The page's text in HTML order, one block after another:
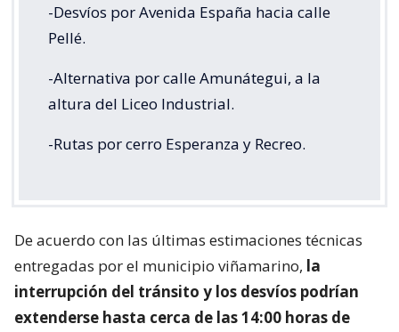
-Desvíos por Avenida España hacia calle
Pellé.
-Alternativa por calle Amunátegui, a la
altura del Liceo Industrial.
-Rutas por cerro Esperanza y Recreo.
De acuerdo con las últimas estimaciones técnicas
entregadas por el municipio viñamarino, la
interrupción del tránsito y los desvíos podrían
extenderse hasta cerca de las 14:00 horas de